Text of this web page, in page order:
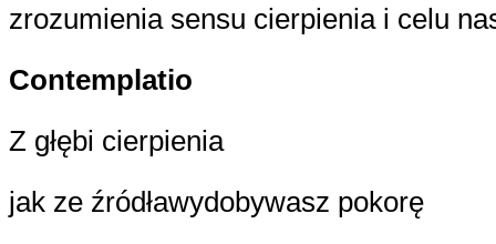
zrozumienia sensu cierpienia i celu
Contemplatio
Z głębi cierpienia
jak ze źródławydobywasz pokorę